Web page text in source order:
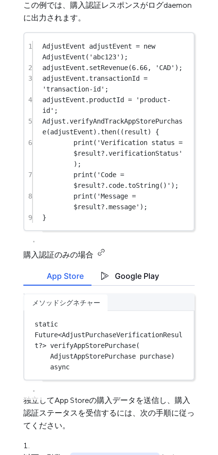
この例では、購入認証レスポンスがログdaemon
に出力されます。
1 AdjustEvent adjustEvent = new
AdjustEvent ( 'abc123' );
2
adjustEvent. setRevenue(6.66, 'CAD' );
3
adjustEvent.transactionId =
'transaction-id' ;
4
adjustEvent.productId =
'product-
id' ;
5
Adjust .verifyAndTrackAppStorePurchas
e(adjustEvent).then((result) {
6
print (
$result?.verificationStatus'
);
7
print (
$result?.code.toString()' );
8
print (
$result?.message' );
9
}
購入認証のみの場合
App Store Google Play
メソッドシグネチャー
static
Future<AdjustPurchaseVerificationResul
t?> verifyAppStorePurchase(
AdjustAppStorePurchase
async
独立してApp Storeの購入データを送信し、購入
認証ステータスを受信するには、次の手順に従っ
てください。